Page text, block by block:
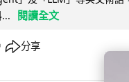
閱讀全文
分享